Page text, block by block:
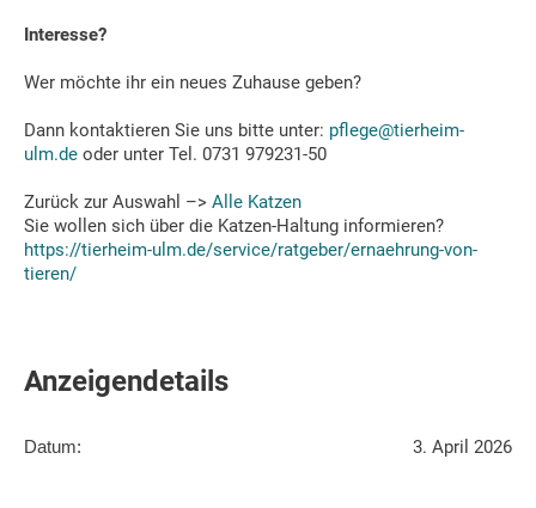
Interesse?
Wer möchte ihr ein neues Zuhause geben?
Dann kontaktieren Sie uns bitte unter: pflege@tierheim-
ulm.de oder unter Tel. 0731 979231-50
Zurück zur Auswahl –> Alle Katzen
Sie wollen sich über die Katzen-Haltung informieren?
https://tierheim-ulm.de/service/ratgeber/ernaehrung-von-
tieren/
Anzeigendetails
Datum: 3. April 2026